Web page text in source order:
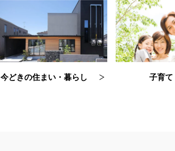
今どきの住まい・暮らし 子育て